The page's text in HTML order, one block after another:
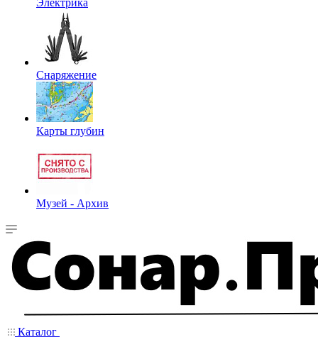
Электрика
Снаряжение
Карты глубин
Музей - Архив
Каталог